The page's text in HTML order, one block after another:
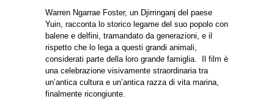
Warren Ngarrae Foster, un Djirringanj del paese
Yuin, racconta lo storico legame del suo popolo con
balene e delfini, tramandato da generazioni, e il
rispetto che lo lega a questi grandi animali,
considerati parte della loro grande famiglia.
Il film è
una celebrazione visivamente straordinaria tra
un’antica cultura e un’antica razza di vita marina,
finalmente ricongiunte.